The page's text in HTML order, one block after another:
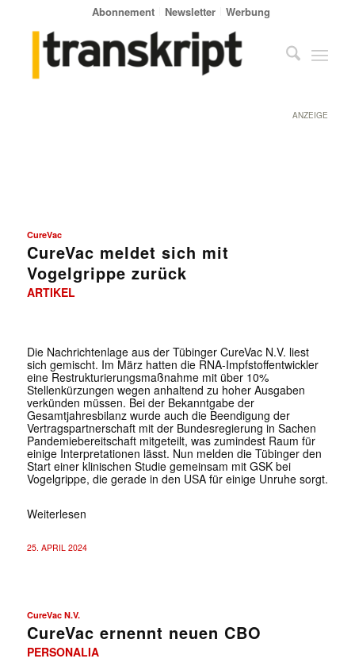
Abonnement Newsletter Werbung
ANZEIGE
CureVac
CureVac meldet sich mit
Vogelgrippe zurück
ARTIKEL
Die Nachrichtenlage aus der Tübinger CureVac N.V. liest
sich gemischt. Im März hatten die RNA-Impfstoffentwickler
eine Restrukturierungsmaßnahme mit über 10%
Stellenkürzungen wegen anhaltend zu hoher Ausgaben
verkünden müssen. Bei der Bekanntgabe der
Gesamtjahresbilanz wurde auch die Beendigung der
Vertragspartnerschaft mit der Bundesregierung in Sachen
Pandemiebereitschaft mitgeteilt, was zumindest Raum für
einige Interpretationen lässt. Nun melden die Tübinger den
Start einer klinischen Studie gemeinsam mit GSK bei
Vogelgrippe, die gerade in den USA für einige Unruhe sorgt.
Weiterlesen
25. APRIL 2024
CureVac N.V.
CureVac ernennt neuen CBO
PERSONALIA